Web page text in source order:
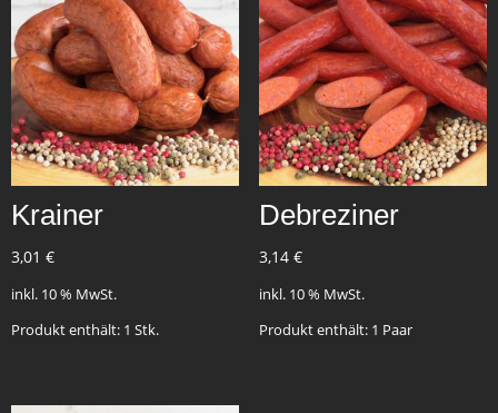
Krainer
3,01 €
inkl. 10 % MwSt.
Produkt enthält: 1 Stk.
Debreziner
3,14 €
inkl. 10 % MwSt.
Produkt enthält: 1 Paar